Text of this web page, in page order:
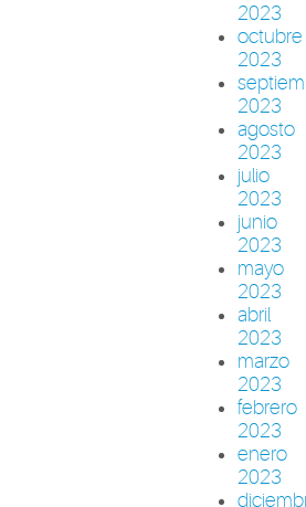
2023
octubre
2023
2023
agosto
2023
julio
2023
junio
2023
mayo
2023
abril
2023
marzo
2023
febrero
2023
enero
2023